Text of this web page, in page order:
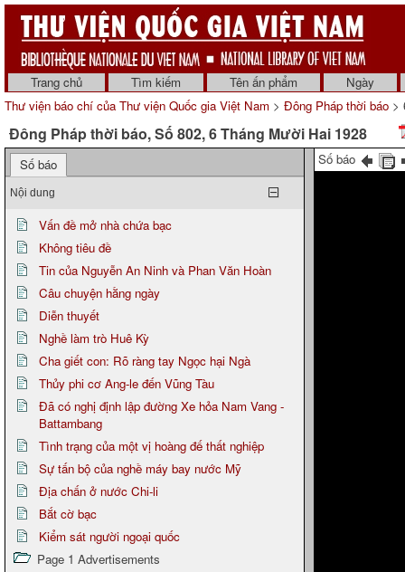
Trang chủ Tìm kiếm Tên ấn phẩm
Ngày
Thư viện báo chí của Thư viện Quốc gia Việt Nam > Đông Pháp thời báo >
Đông Pháp thời báo, Số 802, 6 Tháng Mười Hai 1928
Số báo
Nội dung
Vấn đề mở nhà chứa bạc
Không tiêu đề
Tin của Nguyễn An Ninh và Phan Văn Hoàn
Câu chuyện hằng ngày
Diễn thuyết
Nghề làm trò Huê Kỳ
Cha giết con: Rõ ràng tay Ngọc hại Ngà
Thủy phi cơ Ang-le đến Vũng Tàu
Đã có nghị định lập đường Xe hỏa Nam Vang -
Battambang
Tình trạng của một vị hoàng đế thất nghiệp
Sự tấn bộ của nghề máy bay nước Mỹ
Địa chấn ở nước Chi-li
Bắt cờ bạc
Kiểm sát người ngoại quốc
Page 1 Advertisements
Số báo